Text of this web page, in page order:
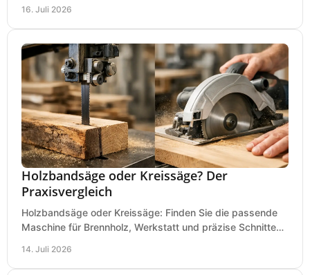
16. Juli 2026
Holzbandsäge oder Kreissäge? Der
Praxisvergleich
Holzbandsäge oder Kreissäge: Finden Sie die passende
Maschine für Brennholz, Werkstatt und präzise Schnitte
14. Juli 2026